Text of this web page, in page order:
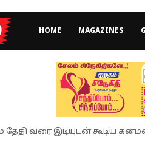
HOME MAGAZINES
ம் தேதி வரை இடியுடன் கூடிய